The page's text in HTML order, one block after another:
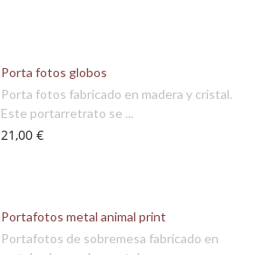
Porta fotos globos
Porta fotos fabricado en madera y cristal.
Este portarretrato se ...
21,00 €
Portafotos metal animal print
Portafotos de sobremesa fabricado en